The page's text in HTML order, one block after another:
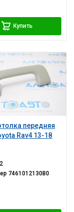
Купить
передняя
Rav4 13-18
7461012130B0